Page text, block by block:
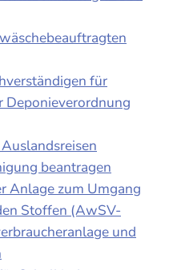
für
Deponieverordnung
beantragen
Anlage zum Umgang
Stoffen (AwSV-
und